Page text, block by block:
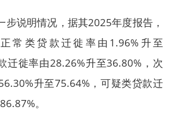
步说明情况，据其2025年度报告，
常类贷款迁徙率由1.96%升至
迁徙率由28.26%升至36.80%，次
升至75.64%，可疑类贷款迁
。